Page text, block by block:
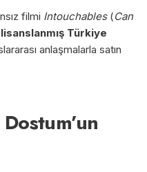
filmi Intouchables(Can
Türkiye
anlaşmalarla satın